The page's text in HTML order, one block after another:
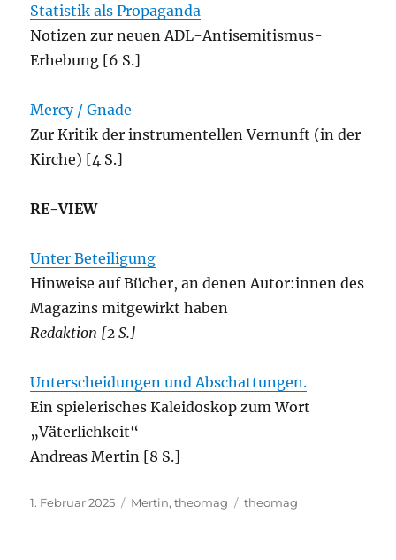
Statistik als Propaganda
Notizen zur neuen ADL-Antisemitismus-
Erhebung [6 S.]
Mercy / Gnade
Zur Kritik der instrumentellen Vernunft (in der
Kirche) [4 S.]
RE-VIEW
Unter Beteiligung
Hinweise auf Bücher, an denen Autor:innen des
Magazins mitgewirkt haben
Redaktion [2 S.]
Unterscheidungen und Abschattungen.
Ein spielerisches Kaleidoskop zum Wort
„Väterlichkeit“
Andreas Mertin [8 S.]
Veröffentlicht
1. Februar 2025 Kategorien
Mertin,theomag Schlagwörter
theomag